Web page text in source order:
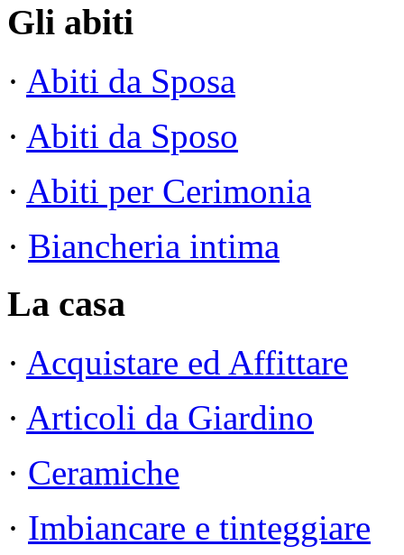
Gli abiti
· Abiti da Sposa
· Abiti da Sposo
· Abiti per Cerimonia
· Biancheria intima
La casa
· Acquistare ed Affittare
· Articoli da Giardino
· Ceramiche
· Imbiancare e tinteggiare